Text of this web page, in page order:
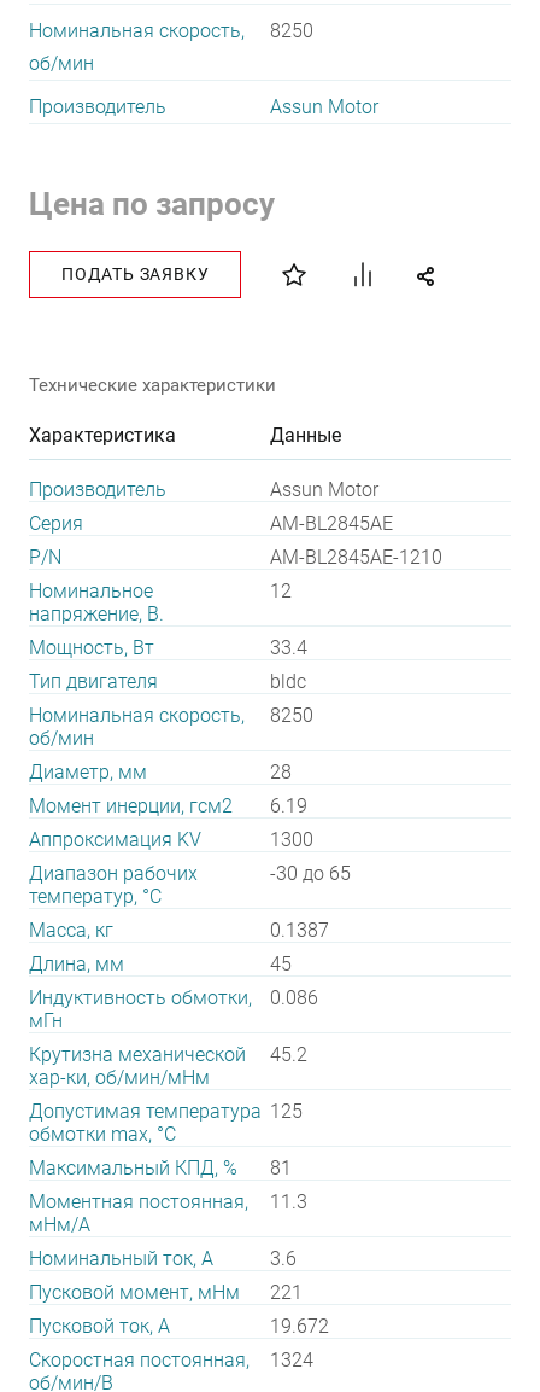
Номинальная скорость,
об/мин
8250
Производитель Assun Motor
Цена по запросу
ПОДАТЬ ЗАЯВКУ
Технические характеристики
Характеристика Данные
Производитель
Assun Motor
Серия
AM-BL2845AE
P/N
AM-BL2845AE-1210
Номинальное
напряжение, В.
12
Мощность, Вт
33.4
Тип двигателя
bldc
Номинальная скорость,
об/мин
8250
Диаметр, мм
28
Момент инерции, гсм2
6.19
Аппроксимация KV
1300
Диапазон рабочих
температур, °С
-30 до 65
Масса, кг
0.1387
Длина, мм
45
Индуктивность обмотки,
мГн
0.086
Крутизна механической
хар-ки, об/мин/мНм
45.2
Допустимая температура
обмотки max, °С
125
Максимальный КПД, %
81
Моментная постоянная,
мНм/А
11.3
Номинальный ток, А
3.6
Пусковой момент, мНм
221
Пусковой ток, А
19.672
Скоростная постоянная,
об/мин/В
1324